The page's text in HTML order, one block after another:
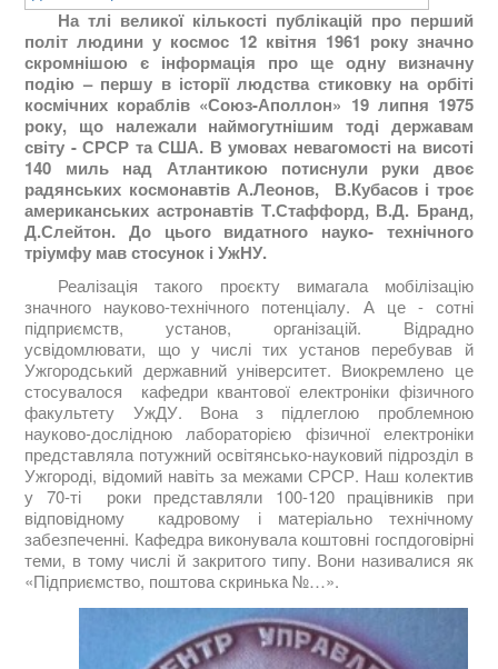
На тлі великої кількості публікацій про перший
політ людини у космос 12 квітня 1961 року значно
скромнішою є інформація про ще одну визначну
подію – першу в історії людства стиковку на орбіті
космічних кораблів «Союз-Аполлон» 19 липня 1975
року, що належали наймогутнішим тоді державам
світу - СРСР та США. В умовах невагомості на висоті
140 миль над Атлантикою потиснули руки двоє
радянських космонавтів А.Леонов, В.Кубасов і троє
американських астронавтів Т.Стаффорд, В.Д. Бранд,
Д.Слейтон. До цього видатного науко- технічного
тріумфу мав стосунок і УжНУ.
Реалізація такого проєкту вимагала мобілізацію
значного науково-технічного потенціалу. А це - сотні
підприємств, установ, організацій. Відрадно
усвідомлювати, що у числі тих установ перебував й
Ужгородський державний університет. Виокремлено це
стосувалося кафедри квантової електроніки фізичного
факультету УжДУ. Вона з підлеглою проблемною
науково-дослідною лабораторією фізичної електроніки
представляла потужний освітянсько-науковий підрозділ в
Ужгороді, відомий навіть за межами СРСР. Наш колектив
у 70-ті роки представляли 100-120 працівників при
відповідному кадровому і матеріально технічному
забезпеченні. Кафедра виконувала коштовні госпдоговірні
теми, в тому числі й закритого типу. Вони називалися як
«Підприємство, поштова скринька №…».